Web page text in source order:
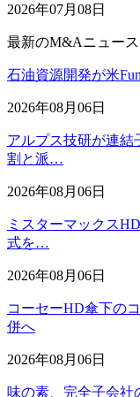
2026年07月08日
最新のM&Aニュース
石油資源開発が米
2026年08月06日
アルプス技研が連結
割と派…
2026年08月06日
ミスターマックス
式を…
2026年08月06日
コーセーHD傘下の
併へ
2026年08月06日
味の素、完全子会社